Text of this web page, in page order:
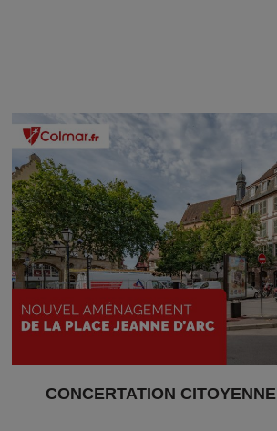
CONCERTATION CITOYENNE